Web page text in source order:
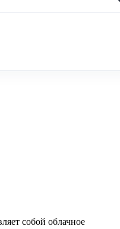
собой облачное